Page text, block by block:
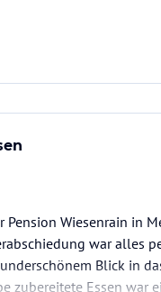
Wiesenrain in
war alles
Blick in
zubereitete Essen